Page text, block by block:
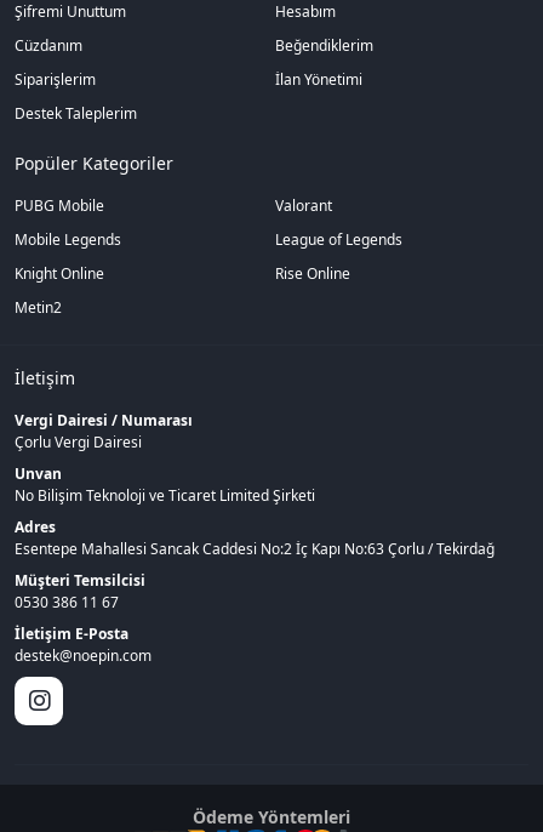
Şifremi Unuttum
Hesabım
Cüzdanım
Beğendiklerim
Siparişlerim
İlan Yönetimi
Destek Taleplerim
Popüler Kategoriler
PUBG Mobile
Valorant
Mobile Legends
League of Legends
Knight Online
Rise Online
Metin2
İletişim
Vergi Dairesi / Numarası
Çorlu Vergi Dairesi
Unvan
No Bilişim Teknoloji ve Ticaret Limited Şirketi
Adres
Esentepe Mahallesi Sancak Caddesi No:2 İç Kapı No:63 Çorlu / Tekirdağ
Müşteri Temsilcisi
0530 386 11 67
İletişim E-Posta
destek@noepin.com
Ödeme Yöntemleri